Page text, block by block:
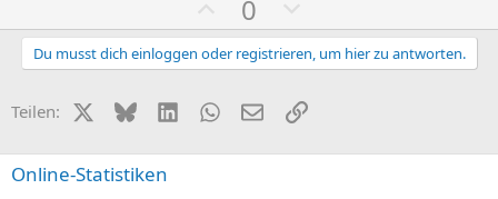
o
s
0
e
g
t
Du musst dich einloggen oder registrieren, um hier zu antworten.
Teilen: X (Twitter)
BlueskyLinkedInWhatsApp
E-MailLink
Online-Statistiken